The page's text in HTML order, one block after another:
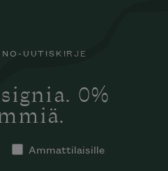
UUTISKIRJE
0%
Ammattilaisille